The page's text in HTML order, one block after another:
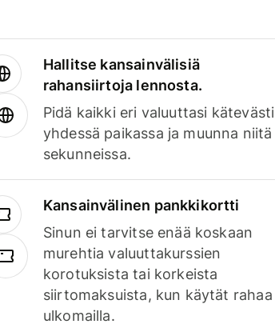
Hallitse kansainvälisiä
rahansiirtoja lennosta.
Pidä kaikki eri valuuttasi kätevästi
yhdessä paikassa ja muunna niitä
sekunneissa.
Kansainvälinen pankkikortti
Sinun ei tarvitse enää koskaan
murehtia valuuttakurssien
korotuksista tai korkeista
siirtomaksuista, kun käytät rahaa
ulkomailla.